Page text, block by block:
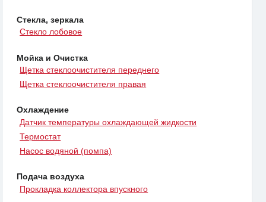
Стекла, зеркала
Стекло лобовое
Мойка и Очистка
Щетка стеклоочистителя переднего
Щетка стеклоочистителя правая
Охлаждение
Датчик температуры охлаждающей жидкости
Термостат
Насос водяной (помпа)
Подача воздуха
Прокладка коллектора впускного